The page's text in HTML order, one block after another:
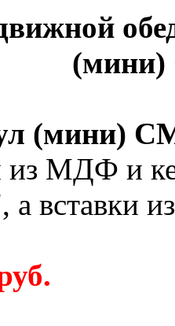
(мини)
(мини)
из МДФ и
а вставки